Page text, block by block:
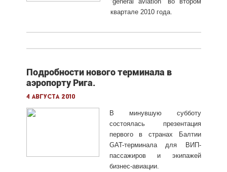
квартале 2010 года.
Подробности нового терминала в
аэропорту Рига.
4 августа 2010
В минувшую субботу
состоялась презентация
первого в странах Балтии
GAT-терминала для ВИП-
пассажиров и экипажей
бизнес-авиации.